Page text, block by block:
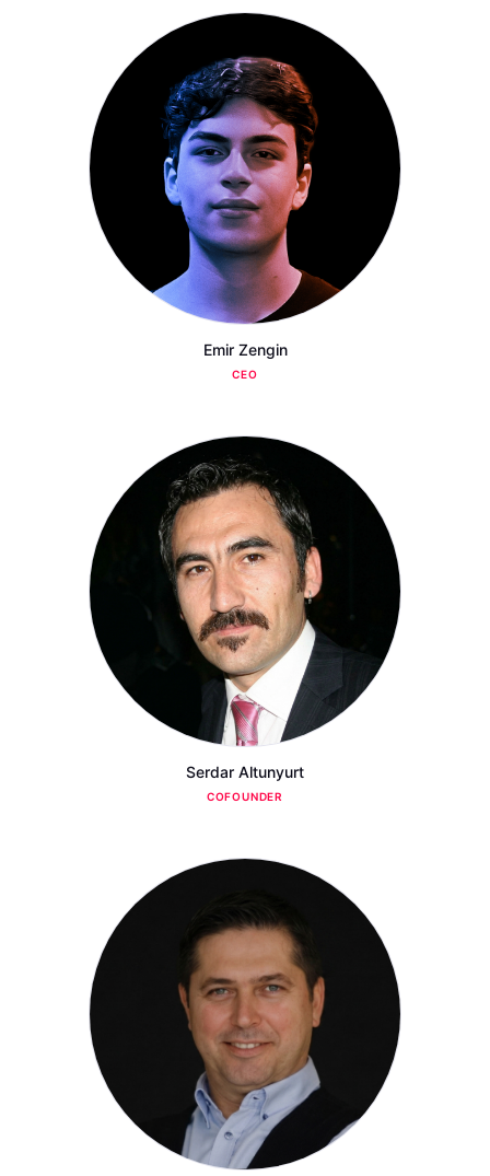
Emir Zengin
CEO
Serdar Altunyurt
COFOUNDER